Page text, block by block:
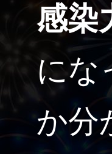
感染
にな
か分